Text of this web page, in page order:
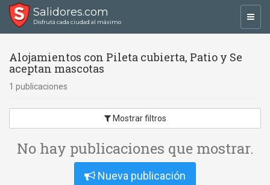
Salidores.com
Disfrutá cada ciudad al máximo
Alojamientos con Pileta cubierta, Patio y Se
aceptan mascotas
1 publicaciones
Mostrar filtros
No hay publicaciones que mostrar.
Nueva publicación